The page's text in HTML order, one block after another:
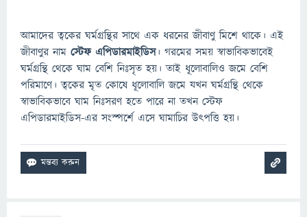
আমাদের ত্বকের ঘর্মগ্রন্থির সাথে এক ধরনের জীবাণু মিশে থাকে। এই
জীবাণুর নাম স্টেফ এপিডারমাইডিস। গরমের সময় স্বাভাবিকভাবেই
ঘর্মগ্রন্থি থেকে ঘাম বেশি নিঃসৃত হয়। তাই ধূলোবালিও জমে বেশি
পরিমাণে। ত্বকের মৃত কোষে ধূলোবালি জমে যখন ঘর্মগ্রন্থি থেকে
স্বাভাবিকভাবে ঘাম নিঃসরণ হতে পারে না তখন স্টেফ
এপিডারমাইডিস-এর সংস্পর্শে এসে ঘামাচির উৎপত্তি হয়।